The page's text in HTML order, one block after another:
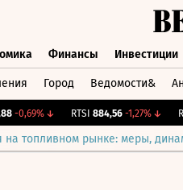
Финансы Инвестиции
Город Ведомости&
-0,69%↓ RTSI 884,56 -1,27%↓
на топливном рынке: меры,